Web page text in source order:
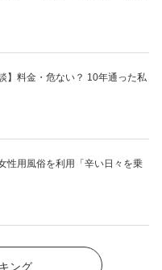
】料金・危ない？ 10年通った私
性用風俗を利用「辛い日々を乗
ング